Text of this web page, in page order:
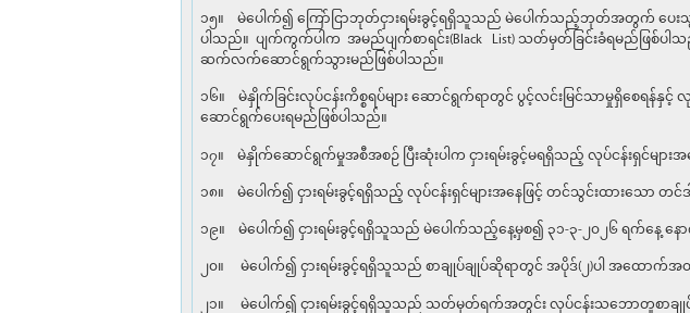
၁၅။ မဲပေါက်၍ ကြော်ငြာဘုတ်ငှားရမ်းခွင့်ရရှိသူသည် မဲပေါက်သည့်ဘုတ်အတွက် ပေး
ပါသည်။ ပျက်ကွက်ပါက အမည်ပျက်စာရင်း(Black List) သတ်မှတ်ခြင်းခံရမည်ဖြစ်ပါ
ဆက်လက်ဆောင်ရွက်သွားမည်ဖြစ်ပါသည်။
၁၆။ မဲနှိုက်ခြင်းလုပ်ငန်းကိစ္စရပ်များ ဆောင်ရွက်ရာတွင် ပွင့်လင်းမြင်သာမှုရှိစေရန်နှင့်
ဆောင်ရွက်ပေးရမည်ဖြစ်ပါသည်။
၁၇။ မဲနှိုက်ဆောင်ရွက်မှုအစီအစဉ် ပြီးဆုံးပါက ငှားရမ်းခွင့်မရရှိသည့် လုပ်ငန်းရှင်မျာ
၁၈။ မဲပေါက်၍ ငှားရမ်းခွင့်ရရှိသည့် လုပ်ငန်းရှင်များအနေဖြင့် တင်သွင်းထားသော တင်
၁၉။ မဲပေါက်၍ ငှားရမ်းခွင့်ရရှိသူသည် မဲပေါက်သည့်နေ့မှစ၍ ၃၁-၃-၂၀၂၆ ရက်နေ့ နေ
၂၀။ မဲပေါက်၍ ငှားရမ်းခွင့်ရရှိသူသည် စာချုပ်ချုပ်ဆိုရာတွင် အပိုဒ်(၂)ပါ အထောက်အ
၂၁။ မဲပေါက်၍ ငှားရမ်းခွင့်ရရှိသူသည် သတ်မှတ်ရက်အတွင်း လုပ်ငန်းသဘောတူစာချုပ်